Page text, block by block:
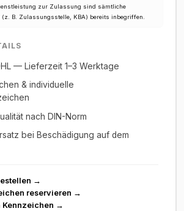
zur Zulassung sind sämtliche
B. Zulassungsstelle, KBA) bereits inbegriffen.
— Lieferzeit 1–3 Werktage
& individuelle
nach DIN-Norm
bei Beschädigung auf dem
→
reservieren →
→